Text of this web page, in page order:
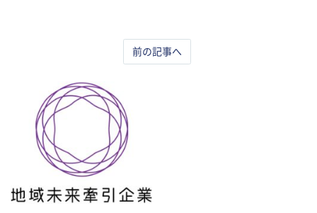
前の記事へ